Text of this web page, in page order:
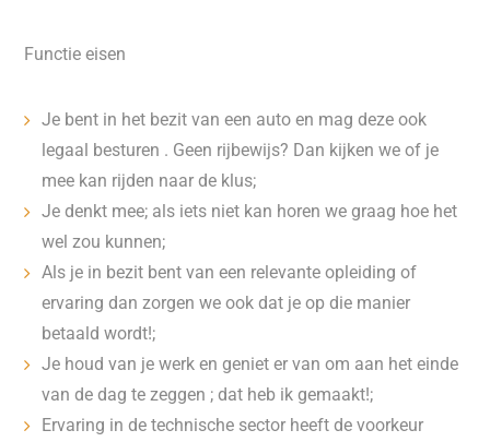
Functie eisen
Je bent in het bezit van een auto en mag deze ook
legaal besturen . Geen rijbewijs? Dan kijken we of je
mee kan rijden naar de klus;
Je denkt mee; als iets niet kan horen we graag hoe het
wel zou kunnen;
Als je in bezit bent van een relevante opleiding of
ervaring dan zorgen we ook dat je op die manier
betaald wordt!;
Je houd van je werk en geniet er van om aan het einde
van de dag te zeggen ; dat heb ik gemaakt!;
Ervaring in de technische sector heeft de voorkeur